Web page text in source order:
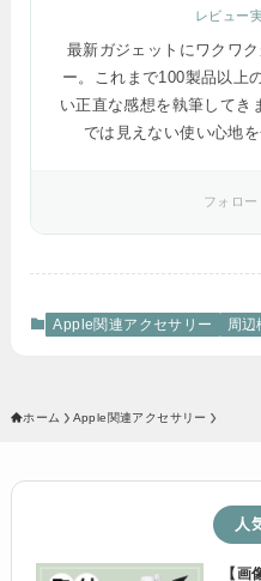
レビュー
最新ガジェットにワクワ
ー。これまで100製品以上
い正直な感想を執筆してき
では見えない使い心地
フォロー
Apple関連アクセサリー 周辺
ホーム Apple関連アクセサリー
人
【